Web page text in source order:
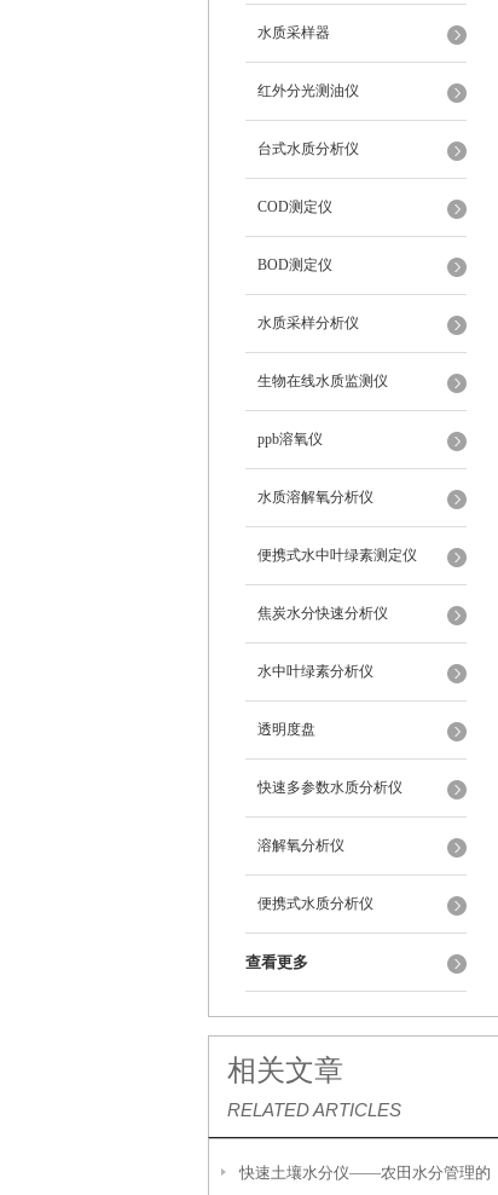
水质采样器
红外分光测油仪
台式水质分析仪
COD测定仪
BOD测定仪
水质采样分析仪
生物在线水质监测仪
ppb溶氧仪
水质溶解氧分析仪
便携式水中叶绿素测定仪
焦炭水分快速分析仪
水中叶绿素分析仪
透明度盘
快速多参数水质分析仪
溶解氧分析仪
便携式水质分析仪
查看更多
相关文章
RELATED ARTICLES
快速土壤水分仪——农田水分管理的